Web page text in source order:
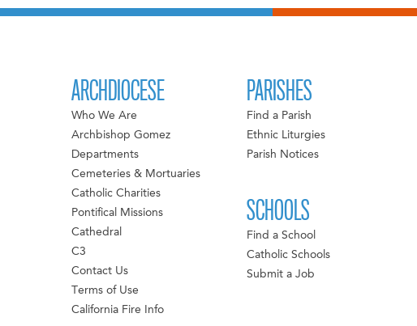
ARCHDIOCESE
Who We Are
Archbishop Gomez
Departments
Cemeteries & Mortuaries
Catholic Charities
Pontifical Missions
Cathedral
C3
Contact Us
Terms of Use
California Fire Info
PARISHES
Find a Parish
Ethnic Liturgies
Parish Notices
SCHOOLS
Find a School
Catholic Schools
Submit a Job